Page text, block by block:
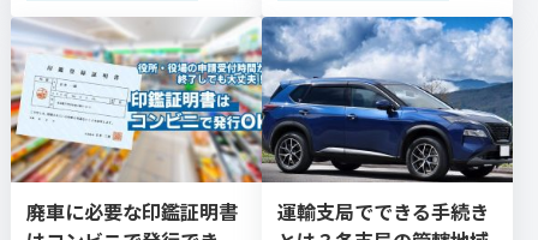
廃車に必要な印鑑証明書
運輸支局でできる手続き